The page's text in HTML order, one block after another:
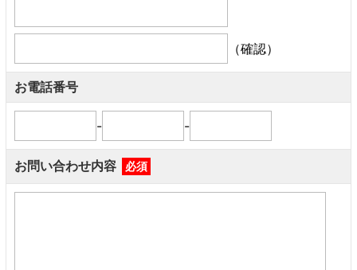
（確認）
お電話番号
- -
お問い合わせ内容 必須